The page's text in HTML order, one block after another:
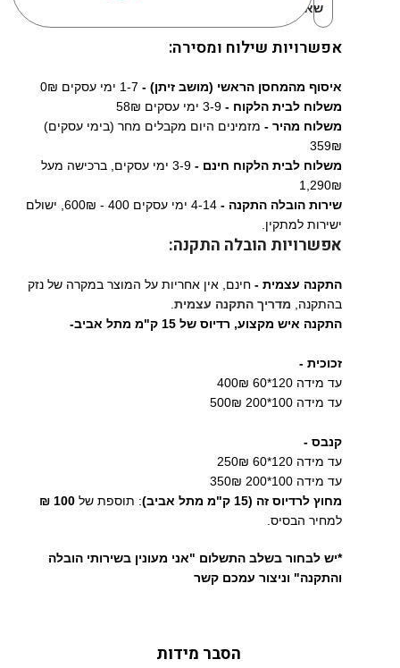
שאהבתי:
אפשרויות שילוח ומסירה:
איסוף מהמחסן הראשי (מושב זיתן) -
משלוח לבית הלקוח - 3-9 ימי עסקים 58₪
משלוח מהיר - מזמינים היום מקבלים מחר (בימי עסקים)
359₪
משלוח לבית הלקוח חינם -
3-9 ימי עסקים, ברכישה מעל
1,290₪
שירות הובלה התקנה -
4-14 ימי עסקים 400 - 600₪, ישולם
ישירות למתקין.
אפשרויות הובלה התקנה:
התקנה עצמית - חינם, אין אחריות על המוצר במקרה של נזק
בהתקנה, מדריך התקנה עצמית.
התקנה איש מקצוע, רדיוס של 15 ק"מ מתל אביב-
זכוכית -
עד מידה 120*60 400₪
עד מידה 100*200 500₪
קנבס -
עד מידה 120*60 250₪
עד מידה 100*200 350₪
מחוץ לרדיוס זה (15 ק"מ מתל אביב)
: תוספת של 100 ₪
למחיר הבסיס.
*יש לבחור בשלב התשלום "אני מעונין בשירותי הובלה
והתקנה" וניצור עמכם קשר
הסבר מידות